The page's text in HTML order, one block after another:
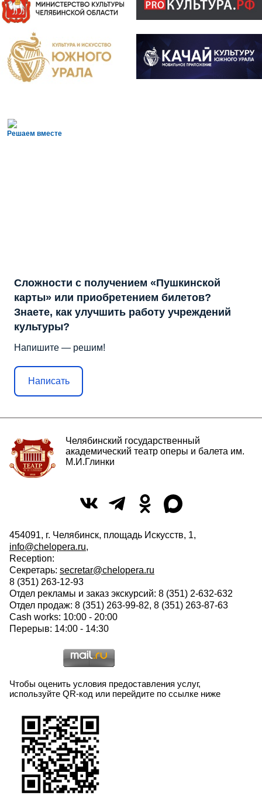
Решаем вместе
Сложности с получением «Пушкинской
карты» или приобретением билетов?
Знаете, как улучшить работу учреждений
культуры?
Напишите — решим!
Написать
Челябинский государственный
академический театр оперы и балета им.
М.И.Глинки
454091, г. Челябинск, площадь Искусств, 1,
info@chelopera.ru,
Reception:
Секретарь: secretar@chelopera.ru
8 (351) 263-12-93
Отдел рекламы и заказ экскурсий: 8 (351) 2-632-632
Отдел продаж: 8 (351) 263-99-82, 8 (351) 263-87-63
Cash works: 10:00 - 20:00
Перерыв: 14:00 - 14:30
Чтобы оценить условия предоставления услуг,
используйте QR-код или перейдите по ссылке ниже